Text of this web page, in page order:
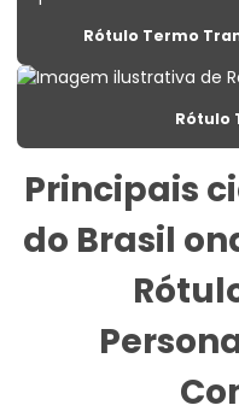
Etiqueta Para
Etiqueta Para Congelados
Etiqueta Para Produtos
Etiqueta Para Roupas
Etiqueta Promocional Para
Etiqueta Reutilizável Para
Rótulo Termo
Rótulo
Principais
do Brasil